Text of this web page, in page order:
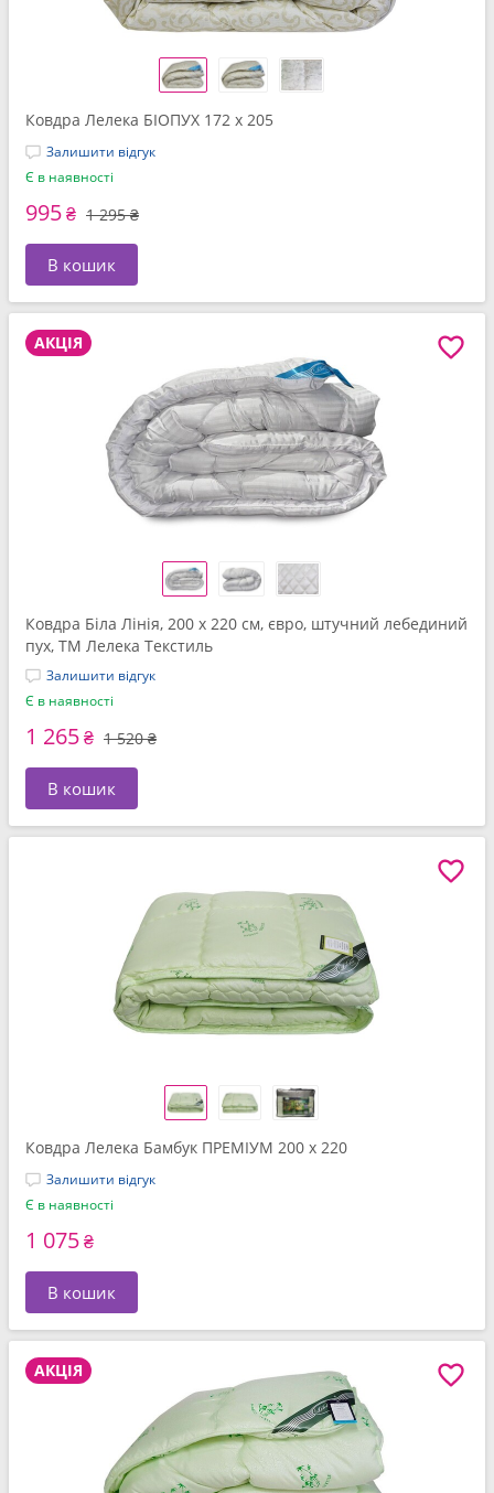
Ковдра Лелека БІОПУХ 172 x 205
Залишити відгук
Є в наявності
995₴ 1 295 ₴
В кошик
АКЦІЯ
Ковдра Біла Лінія, 200 x 220 см, євро, штучний лебединий
пух, ТМ Лелека Текстиль
Залишити відгук
Є в наявності
1 265₴ 1 520 ₴
В кошик
Ковдра Лелека Бамбук ПРЕМІУМ 200 x 220
Залишити відгук
Є в наявності
1 075₴
В кошик
АКЦІЯ